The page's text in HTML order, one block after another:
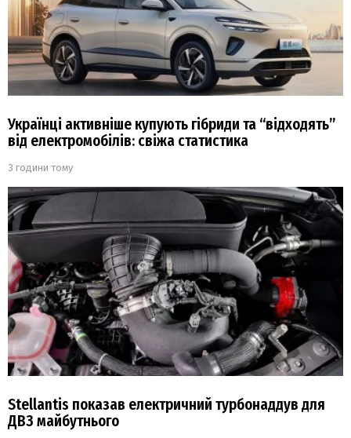
Українці активніше купують гібриди та “відходять”
від електромобілів: свіжа статистика
3 години тому
Stellantis показав електричний турбонаддув для
ДВЗ майбутнього